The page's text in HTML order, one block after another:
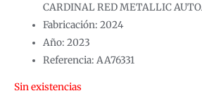
CARDINAL RED METALLIC
Fabricación: 2024
Año: 2023
Referencia: AA76331
Sin existencias